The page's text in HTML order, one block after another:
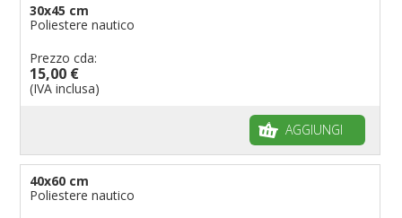
30x45 cm
Poliestere nautico
Prezzo cda:
15,00 €
(IVA inclusa)
AGGIUNGI
40x60 cm
Poliestere nautico